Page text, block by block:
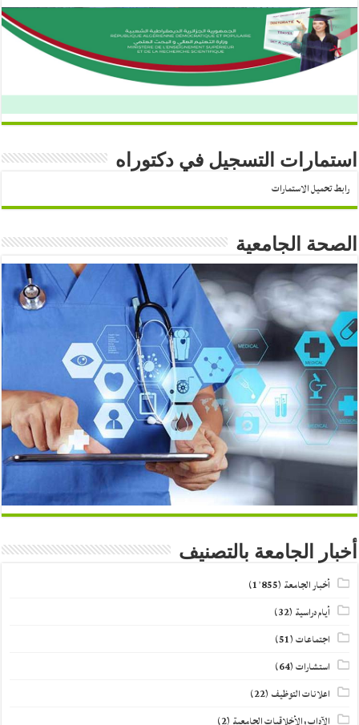
استمارات التسجيل في دكتوراه
رابط تحميل الاستمارات
الصحة الجامعية
أخبار الجامعة بالتصنيف
أخبار الجامعة (1٬855)
أيام دراسية (32)
اجتماعات(51)
استشارات(64)
اعلانات التوظيف (22)
الآداب والأخلاقيات الجامعية (2)